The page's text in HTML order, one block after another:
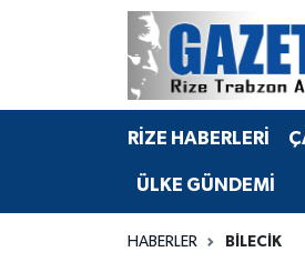
RİZE HABERLERİ
ÜLKE GÜNDEMİ
HABERLER BILECIK
BÖLGEMİZ
Merkez Nöbetçi Eczaneler
Merkez Hava Durumu
Merkez Trafik Yoğunluk